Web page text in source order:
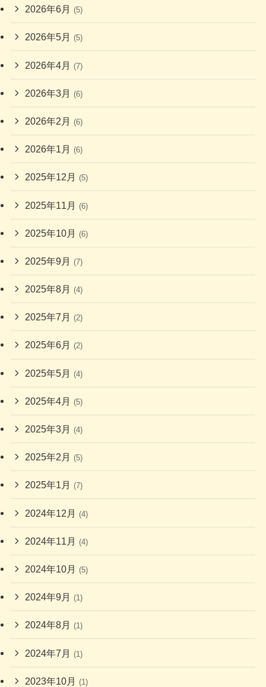
2026年6月 (5)
2026年5月 (5)
2026年4月 (7)
2026年3月 (6)
2026年2月 (6)
2026年1月 (6)
2025年12月 (5)
2025年11月 (6)
2025年10月 (6)
2025年9月 (7)
2025年8月 (4)
2025年7月 (2)
2025年6月 (2)
2025年5月 (4)
2025年4月 (5)
2025年3月 (4)
2025年2月 (5)
2025年1月 (7)
2024年12月 (4)
2024年11月 (4)
2024年10月 (5)
2024年9月 (1)
2024年8月 (1)
2024年7月 (1)
2023年10月 (1)